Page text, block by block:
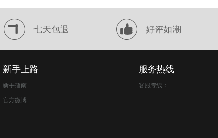
七天包退 好评如潮
新手上路
新手指南
官方微博
服务热线
客服专线：